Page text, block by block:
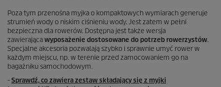
Poza tym przenośna myjka o kompaktowych wymiarach generuje
strumień wody o niskim ciśnieniu wody. Jest zatem w pełni
bezpieczna dla rowerów. Dostępna jest także wersja
zawierającawyposażenie dostosowane do potrzeb rowerzystów.
Specjalne akcesoria pozwalają szybko i sprawnie umyć rower w
każdym miejscu, np. w terenie przed zamocowaniem go na
bagażniku samochodowym.
-Sprawdź, co zawiera zestaw składający się z myjki